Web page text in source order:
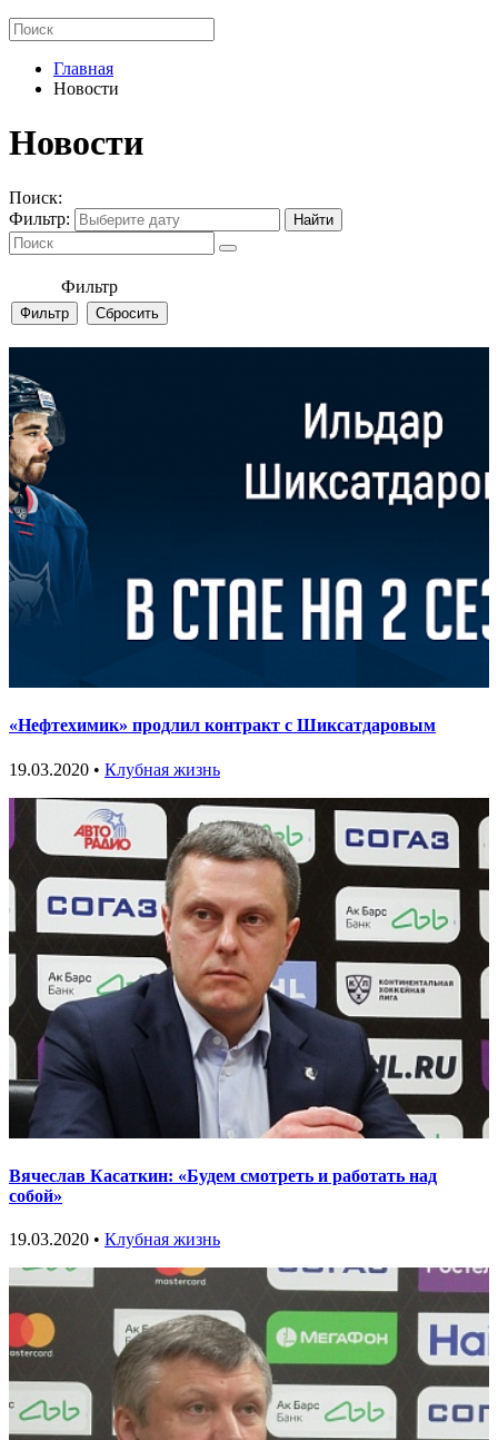
Главная
Новости
Новости
Поиск:
Фильтр:
Фильтр
«Нефтехимик» продлил контракт с Шиксатдаровым
19.03.2020 • Клубная жизнь
Вячеслав Касаткин: «Будем смотреть и работать над
собой»
19.03.2020 • Клубная жизнь